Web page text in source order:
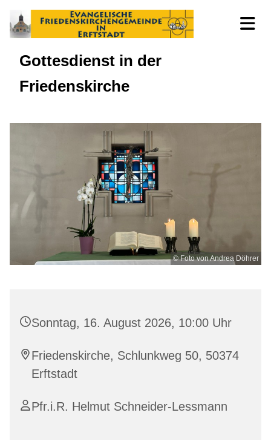
Gottesdienst in der
Friedenskirche
© Foto von Andrea Döhrer
Sonntag, 16. August 2026, 10:00 Uhr
Friedenskirche, Schlunkweg 50, 50374
Erftstadt
Pfr.i.R. Helmut Schneider-Lessmann